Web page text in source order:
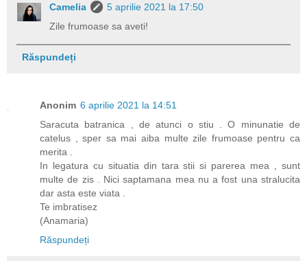
Camelia
5 aprilie 2021 la 17:50
Zile frumoase sa aveti!
Răspundeți
Anonim 6 aprilie 2021 la 14:51
Saracuta batranica , de atunci o stiu . O minunatie de
catelus , sper sa mai aiba multe zile frumoase pentru ca
merita .
In legatura cu situatia din tara stii si parerea mea , sunt
multe de zis . Nici saptamana mea nu a fost una stralucita
dar asta este viata .
Te imbratisez
(Anamaria)
Răspundeți